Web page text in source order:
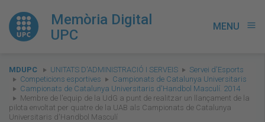
Memòria Digital
UPC
MENU menu
You
are
here:
MDUPC UNITATS D'ADMINISTRACIÓ I SERVEIS
Servei d'Esports
Competicions esportives
Campionats de Catalunya Universitaris
Campionats de Catalunya Universitaris d'Handbol Masculí. 2014
Membre de l'equip de la UdG a punt de realitzar un llançament de la
pilota envoltat per quatre de la UAB als Campionats de Catalunya
Universitaris d'Handbol Masculí